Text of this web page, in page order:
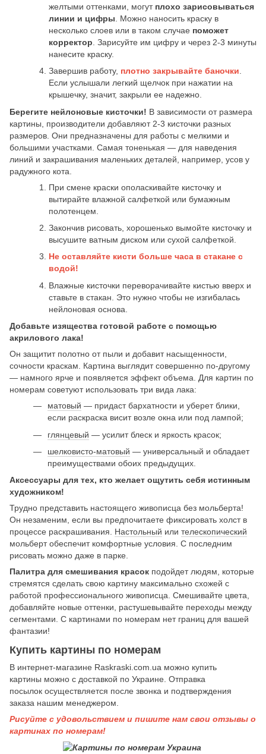
желтыми оттенками, могут плохо зарисовываться
линии и цифры . Можно наносить краску в
несколько слоев или в таком случае поможет
корректор . Зарисуйте им цифру и через 2-3 минуты
нанесите краску.
Завершив работу, плотно закрывайте баночки.
Если услышали легкий щелчок при нажатии на
крышечку, значит, закрыли ее надежно.
Берегите нейлоновые кисточки! В зависимости от размера
картины, производители добавляют 2-3 кисточки разных
размеров. Они предназначены для работы с мелкими и
большими участками. Самая тоненькая — для наведения
линий и закрашивания маленьких деталей, например, усов у
радужного кота.
При смене краски ополаскивайте кисточку и
вытирайте влажной салфеткой или бумажным
полотенцем.
Закончив рисовать, хорошенько вымойте кисточку и
высушите ватным диском или сухой салфеткой.
Не оставляйте кисти больше часа в стакане с
водой!
Влажные кисточки переворачивайте кистью вверх и
ставьте в стакан. Это нужно чтобы не изгибалась
нейлоновая основа.
Добавьте изящества готовой работе с помощью
акрилового лака!
Он защитит полотно от пыли и добавит насыщенности,
сочности краскам. Картина выглядит совершенно по-другому
— намного ярче и появляется эффект объема. Для картин по
номерам советуют использовать три вида лака:
матовый — придаст бархатности и уберет блики,
если раскраска висит возле окна или под лампой;
глянцевый — усилит блеск и яркость красок;
шелковисто-матовый — универсальный и обладает
преимуществами обоих предыдущих.
Аксессуары для тех, кто желает ощутить себя истинным
художником!
Трудно представить настоящего живописца без мольберта!
Он незаменим, если вы предпочитаете фиксировать холст в
процессе раскрашивания. Настольный или телескопический
мольберт обеспечит комфортные условия. С последним
рисовать можно даже в парке.
Палитра для смешивания красок подойдет людям, которые
стремятся сделать свою картину максимально схожей с
работой профессионального живописца. Смешивайте цвета,
добавляйте новые оттенки, растушевывайте переходы между
сегментами. С картинами по номерам нет границ для вашей
фантазии!
Купить картины по номерам
В интернет-магазине Raskraski.com.ua можно купить
картины можно с доставкой по Украине. Отправка
посылок осуществляется после звонка и подтверждения
заказа нашим менеджером.
Рисуйте с удовольствием и пишите нам свои отзывы о
картинах по номерам!